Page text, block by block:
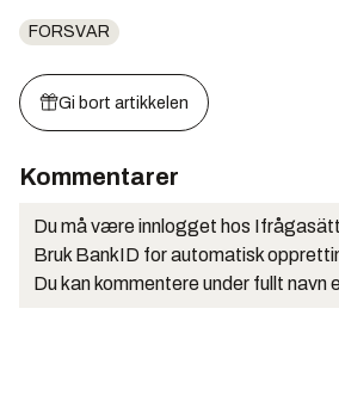
FORSVAR
Gi bort artikkelen
Kommentarer
Du må være innlogget hos
Bruk BankID for automatisk
Du kan kommentere under fullt navn